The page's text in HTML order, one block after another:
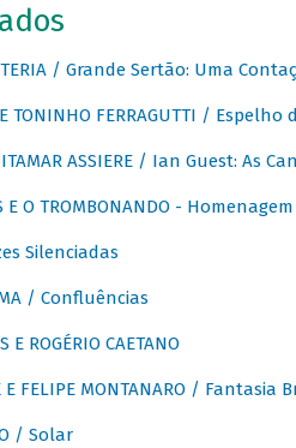
/ Grande Sertão: Uma
E TONINHO FERRAGUTTI / Espelho
ITAMAR ASSIERE / Ian Guest: As
E O TROMBONANDO -
Silenciadas
/ Confluências
E ROGÉRIO CAETANO
E FELIPE MONTANARO / Fantasia
/ Solar